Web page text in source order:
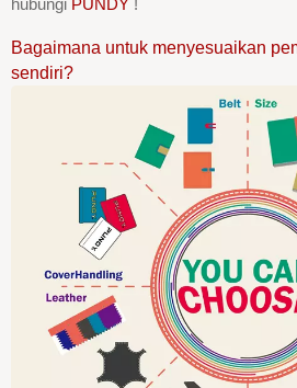
hubungi PUNDY !
Bagaimana untuk menyesuaikan
sendiri?